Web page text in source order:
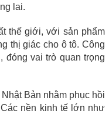
lai.
thế giới, với sản phẩm
thị giác cho ô tô. Công
đóng vai trò quan trọng
Bản nhằm phục hồi
nền kinh tế lớn như